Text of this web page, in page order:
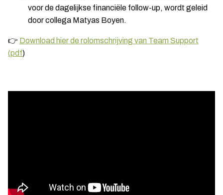
voor de dagelijkse financiële follow-up, wordt geleid
door collega Matyas Boyen.
👉 Download hier de rolomschrijving van Team Support
(pdf)